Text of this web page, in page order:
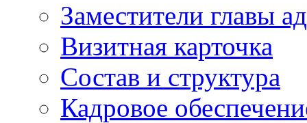
Заместители главы
Визитная карточка
Состав и структура
Кадровое